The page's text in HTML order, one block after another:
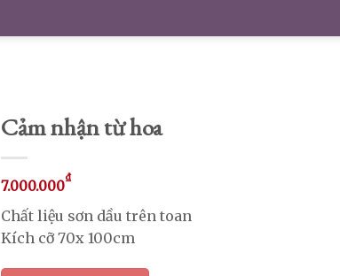
Cảm nhận từ hoa
7.000.000₫
Chất liệu sơn dầu trên toan
Kích cỡ 70x 100cm